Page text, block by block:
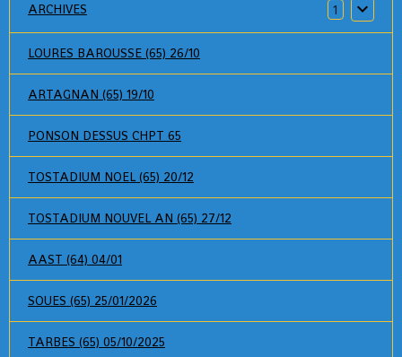
ARCHIVES 1
LOURES BAROUSSE (65) 26/10
ARTAGNAN (65) 19/10
PONSON DESSUS CHPT 65
TOSTADIUM NOEL (65) 20/12
TOSTADIUM NOUVEL AN (65) 27/12
AAST (64) 04/01
SOUES (65) 25/01/2026
TARBES (65) 05/10/2025